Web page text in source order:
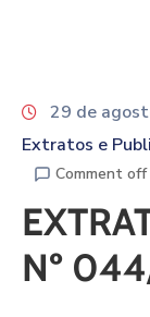
29 de
Extratos e
Comment off
Nº